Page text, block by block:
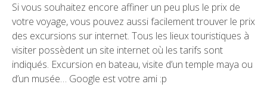
Si vous souhaitez encore affiner un peu plus le prix de
votre voyage, vous pouvez aussi facilement trouver le prix
des excursions sur internet. Tous les lieux touristiques à
visiter possèdent un site internet où les tarifs sont
indiqués. Excursion en bateau, visite d’un temple maya ou
d’un musée… Google est votre ami :p